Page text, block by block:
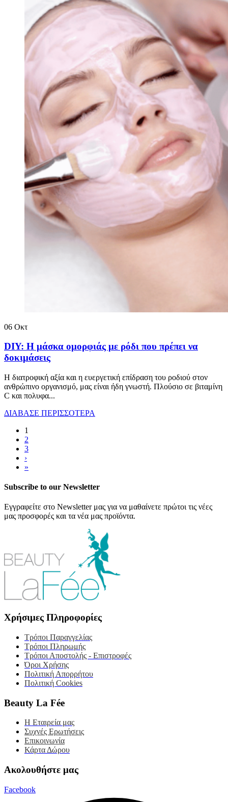
06 Οκτ
DIY: Η μάσκα ομορφιάς με ρόδι που πρέπει να
δοκιμάσεις
Η διατροφική αξία και η ευεργετική επίδραση του ροδιού στον
ανθρώπινο οργανισμό, μας είναι ήδη γνωστή. Πλούσιο σε βιταμίνη
C και πολυφα...
ΔΙΑΒΑΣΕ ΠΕΡΙΣΣΟΤΕΡΑ
1
2
3
›
»
Subscribe to our Newsletter
Εγγραφείτε στο Newsletter μας για να μαθαίνετε πρώτοι τις νέες
μας προσφορές και τα νέα μας προϊόντα.
Χρήσιμες Πληροφορίες
Τρόποι Παραγγελίας
Τρόποι Πληρωμής
Τρόποι Αποστολής - Επιστροφές
Όροι Χρήσης
Πολιτική Απορρήτου
Πολιτική Cookies
Beauty La Fée
Η Εταιρεία μας
Συχνές Ερωτήσεις
Επικοινωνία
Κάρτα Δώρου
Ακολουθήστε μας
Facebook